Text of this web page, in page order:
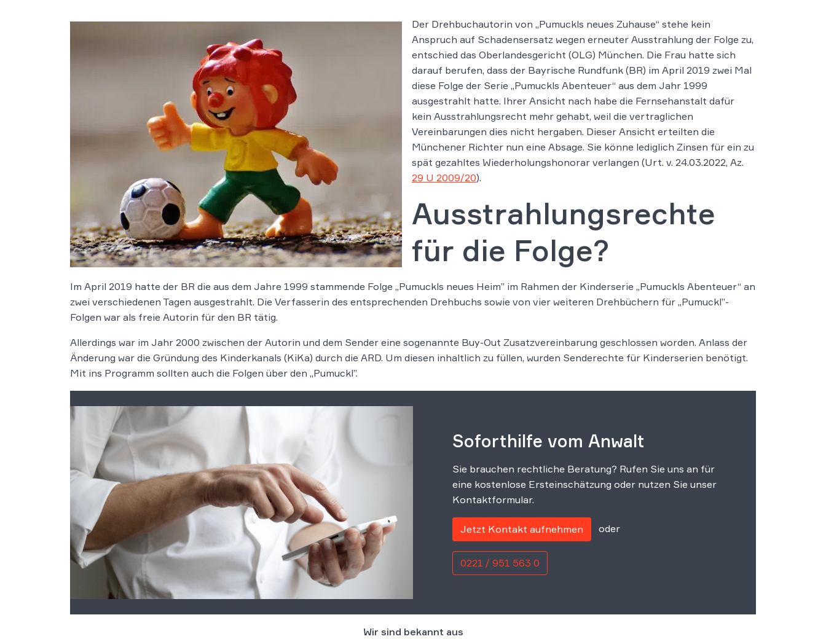
Der Drehbuchautorin von „Pumuckls neues Zuhause“ stehe kein
Anspruch auf Schadensersatz wegen erneuter Ausstrahlung der Folge zu,
entschied das Oberlandesgericht (OLG) München. Die Frau hatte sich
darauf berufen, dass der Bayrische Rundfunk (BR) im April 2019 zwei Mal
diese Folge der Serie „Pumuckls Abenteuer“ aus dem Jahr 1999
ausgestrahlt hatte. Ihrer Ansicht nach habe die Fernsehanstalt dafür
kein Ausstrahlungsrecht mehr gehabt, weil die vertraglichen
Vereinbarungen dies nicht hergaben. Dieser Ansicht erteilten die
Münchener Richter nun eine Absage. Sie könne lediglich Zinsen für ein zu
spät gezahltes Wiederholungshonorar verlangen (Urt. v. 24.03.2022, Az.
29 U 2009/20).
Ausstrahlungsrechte
für die Folge?
Im April 2019 hatte der BR die aus dem Jahre 1999 stammende Folge „Pumuckls neues Heim” im Rahmen der Kinderserie „Pumuckls Abenteuer“ an
zwei verschiedenen Tagen ausgestrahlt. Die Verfasserin des entsprechenden Drehbuchs sowie von vier weiteren Drehbüchern für „Pumuckl”-
Folgen war als freie Autorin für den BR tätig.
Allerdings war im Jahr 2000 zwischen der Autorin und dem Sender eine sogenannte Buy-Out Zusatzvereinbarung geschlossen worden. Anlass der
Änderung war die Gründung des Kinderkanals (KiKa) durch die ARD. Um diesen inhaltlich zu füllen, wurden Senderechte für Kinderserien benötigt.
Mit ins Programm sollten auch die Folgen über den „Pumuckl”.
Soforthilfe vom Anwalt
Sie brauchen rechtliche Beratung? Rufen Sie uns an für
eine kostenlose Ersteinschätzung oder nutzen Sie unser
Kontaktformular.
Jetzt Kontakt aufnehmen oder
0221 / 951 563 0
Wir sind bekannt aus